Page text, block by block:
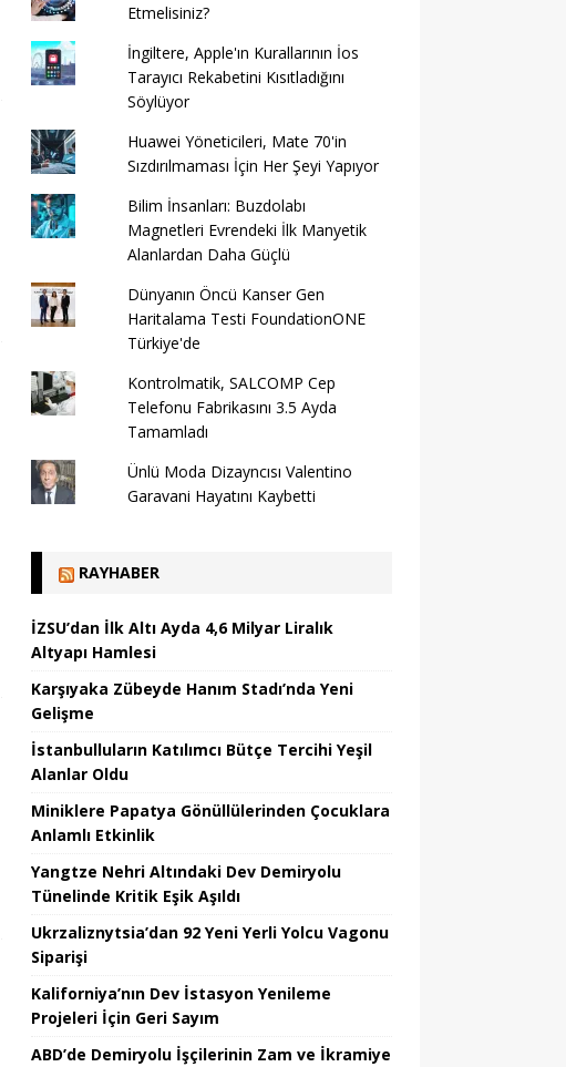
Etmelisiniz?
İngiltere, Apple'ın Kurallarının İos
Tarayıcı Rekabetini Kısıtladığını
Söylüyor
Huawei Yöneticileri, Mate 70'in
Sızdırılmaması İçin Her Şeyi Yapıyor
Bilim İnsanları: Buzdolabı
Magnetleri Evrendeki İlk Manyetik
Alanlardan Daha Güçlü
Dünyanın Öncü Kanser Gen
Haritalama Testi FoundationONE
Türkiye'de
Kontrolmatik, SALCOMP Cep
Telefonu Fabrikasını 3.5 Ayda
Tamamladı
Ünlü Moda Dizayncısı Valentino
Garavani Hayatını Kaybetti
RAYHABER
İZSU’dan İlk Altı Ayda 4,6 Milyar Liralık
Altyapı Hamlesi
Karşıyaka Zübeyde Hanım Stadı’nda Yeni
Gelişme
İstanbulluların Katılımcı Bütçe Tercihi Yeşil
Alanlar Oldu
Miniklere Papatya Gönüllülerinden Çocuklara
Anlamlı Etkinlik
Yangtze Nehri Altındaki Dev Demiryolu
Tünelinde Kritik Eşik Aşıldı
Ukrzaliznytsia’dan 92 Yeni Yerli Yolcu Vagonu
Siparişi
Kaliforniya’nın Dev İstasyon Yenileme
Projeleri İçin Geri Sayım
ABD’de Demiryolu İşçilerinin Zam ve İkramiye